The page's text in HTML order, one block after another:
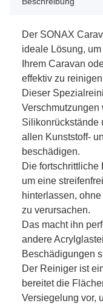
Der SONAX
ideale Lösung,
Ihrem Caravan
effektiv zu
Dieser
Verschmutzungen
Silikonrückstände
allen Kunststoff-
beschädigen.
Die fortschrittliche
um eine
hinterlassen,
zu verursachen.
Das macht ihn
andere
Beschädigungen
Der Reiniger ist
bereitet die
Versiegelung vor,